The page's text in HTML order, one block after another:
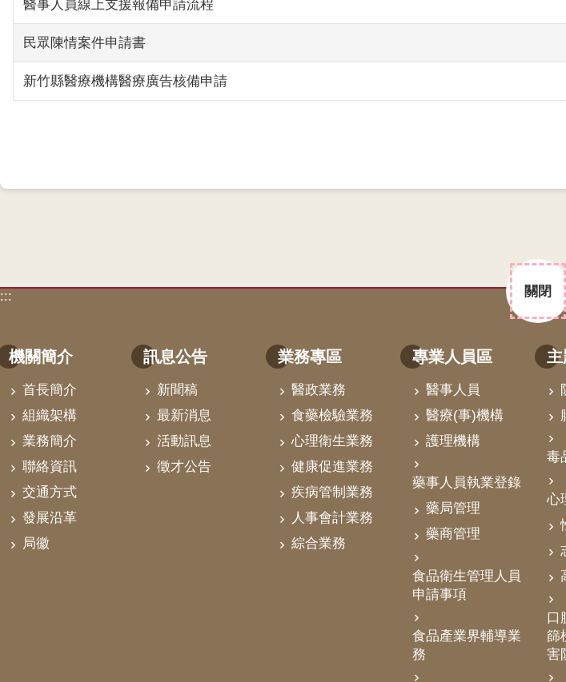
醫事人員線上支援報備申請流程
民眾陳情案件申請書
新竹縣醫療機構醫療廣告核備申請
關閉
:::
機關簡介
首長簡介
組織架構
業務簡介
聯絡資訊
交通方式
發展沿革
局徽
訊息公告
新聞稿
最新消息
活動訊息
徵才公告
業務專區
醫政業務
食藥檢驗業務
心理衛生業務
健康促進業務
疾病管制業務
人事會計業務
綜合業務
專業人員區
醫事人員
醫療(事)機構
護理機構
藥事人員執業登錄
藥局管理
藥商管理
食品衛生管理人員
申請事項
食品產業界輔導業
務
毒
心
口
篩
害